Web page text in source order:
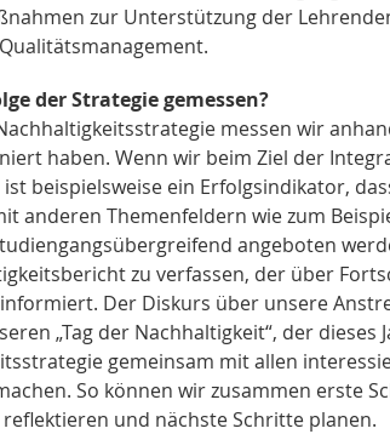
zur Unterstützung der
der Strategie gemessen?
messen wir
haben. Wenn wir beim Ziel der
beispielsweise ein Erfolgsindikator,
anderen Themenfeldern wie zum
angeboten
zu verfassen, der über
Der Diskurs über unsere
„Tag der Nachhaltigkeit“, der
gemeinsam mit allen
So können wir zusammen erste
und nächste Schritte planen.